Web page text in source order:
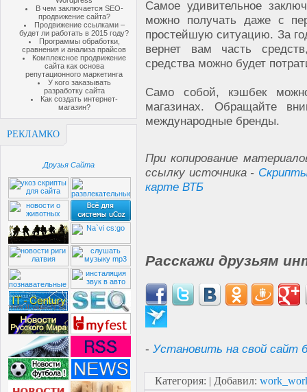
В чем заключается SEO-
продвижение сайта?
Продвижение ссылками –
будет ли работать в 2015 году?
Программы обработки,
сравнения и анализа прайсов
Комплексное продвижение
сайта как основа
репутационного маркетинга
У кого заказывать
разработку сайта
Как создать интернет-
магазин?
РЕКЛАМКО
Друзья Сайта
Самое удивительное
можно получать даже с
простейшую ситуацию. За
вернет вам часть
средства можно будет
Само собой, кэшбек
магазинах. Обращайте
международные бренды.
При копирование
ссылку источника -
карте ВТБ
Расскажи друзьям
- Установить на свой сайт
Категория: | Добавил: